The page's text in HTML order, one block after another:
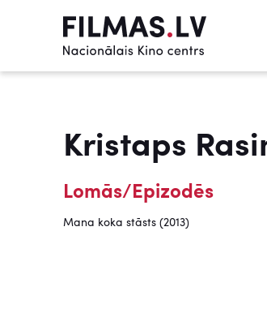
Kristaps
Lomās/Epizodēs
Mana koka stāsts (2013)